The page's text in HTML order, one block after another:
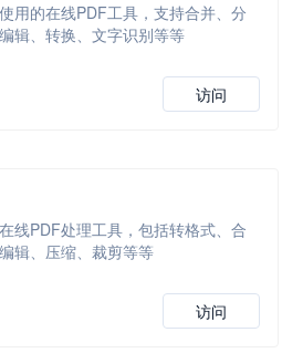
用的在线PDF工具，支持合并、分
辑、转换、文字识别等等
访问
线PDF处理工具，包括转格式、合
辑、压缩、裁剪等等
访问